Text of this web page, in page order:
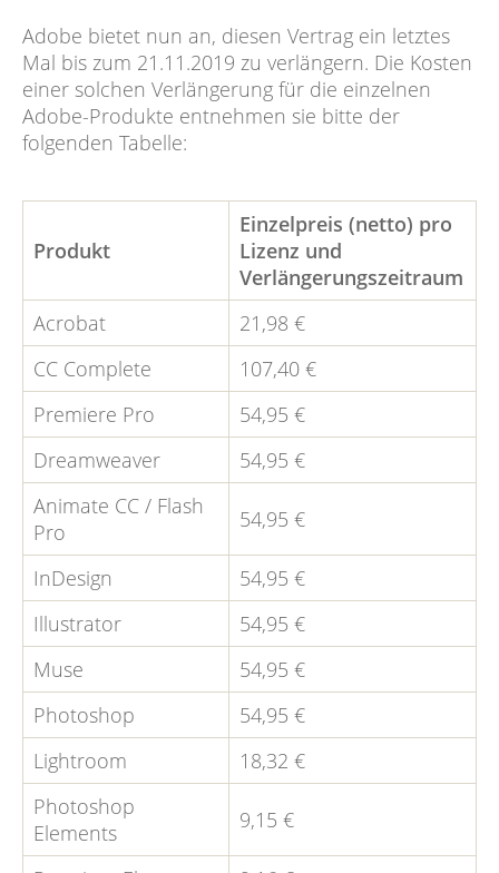
Adobe bietet nun an, diesen Vertrag ein letztes
Mal bis zum 21.11.2019 zu verlängern. Die Kosten
einer solchen Verlängerung für die einzelnen
Adobe-Produkte entnehmen sie bitte der
folgenden Tabelle:
Produkt
Einzelpreis (netto) pro
Lizenz und
Verlängerungszeitraum
Acrobat
21,98 €
CC Complete
107,40 €
Premiere Pro
54,95 €
Dreamweaver
54,95 €
Animate CC / Flash
Pro
54,95 €
InDesign
54,95 €
Illustrator
54,95 €
Muse
54,95 €
Photoshop
54,95 €
Lightroom
18,32 €
Photoshop
Elements
9,15 €